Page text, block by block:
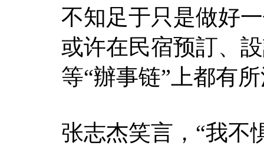
不知足于只是做好
或许在民宿预訂、
等“辦事链”上都有
张志杰笑言，“我不